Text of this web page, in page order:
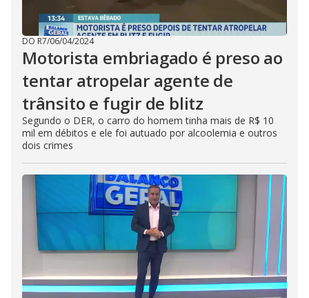
DO R7/06/04/2024
Motorista embriagado é preso ao
tentar atropelar agente de
trânsito e fugir de blitz
Segundo o DER, o carro do homem tinha mais de R$ 10
mil em débitos e ele foi autuado por alcoolemia e outros
dois crimes